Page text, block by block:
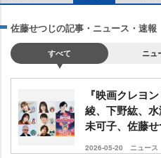
佐藤せつじの記事・ニュース・速報
すべて ニュ
『映画クレヨ
綾、下野紘、
未可子、佐藤
2026-05-20 ニュース